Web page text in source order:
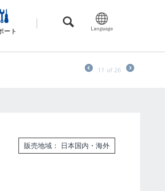
ート
11 of 26
販売地域： 日本国内・海外